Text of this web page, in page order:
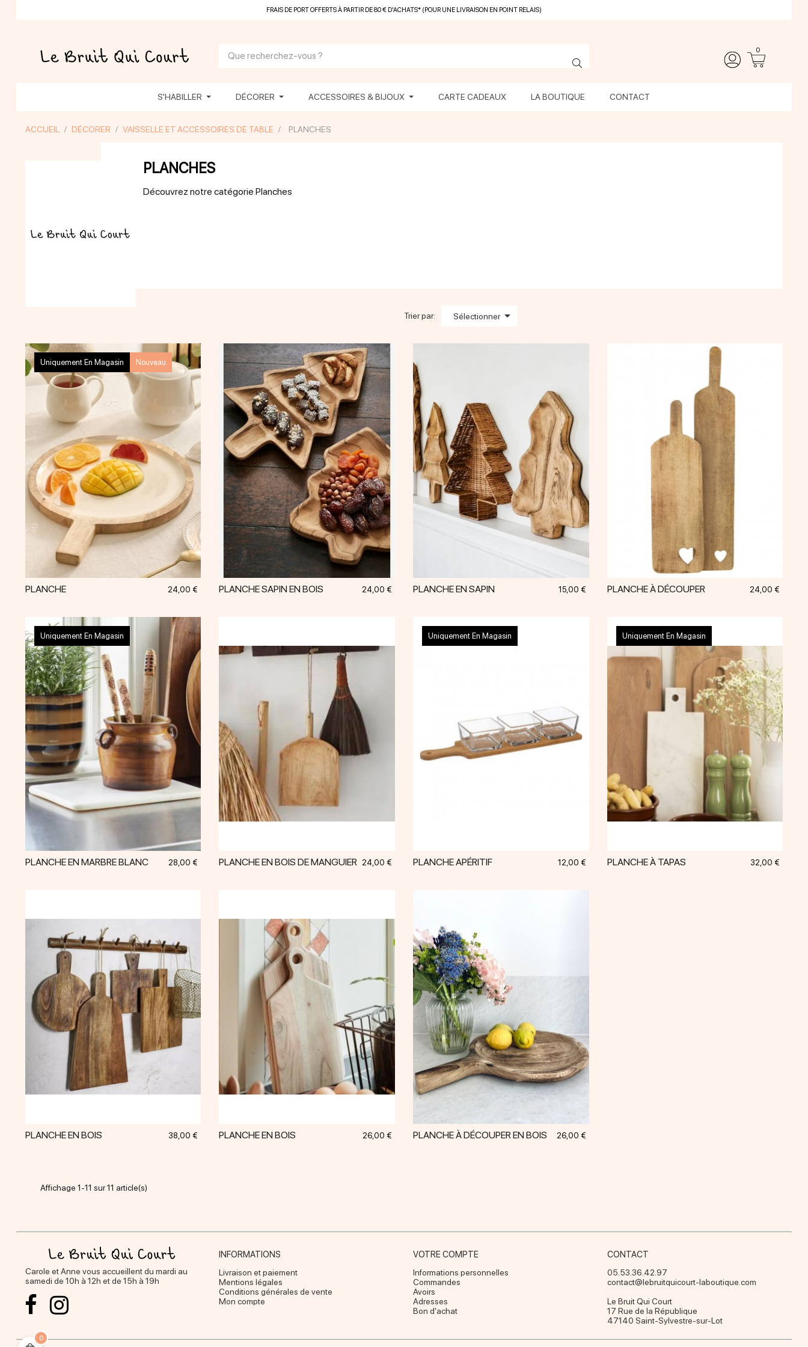
FRAIS DE PORT OFFERTS À PARTIR DE 80 € D'ACHATS* (POUR UNE LIVRAISON EN POINT RELAIS)
0
S'HABILLER DÉCORER ACCESSOIRES & BIJOUX CARTE CADEAUX LA BOUTIQUE CONTACT
ACCUEIL DÉCORER VAISSELLE ET ACCESSOIRES DE TABLE PLANCHES
PLANCHES
Découvrez notre catégorie Planches
Trier par: Sélectionner
Uniquement En Magasin Nouveau
PLANCHE Prix
24,00 € PLANCHE SAPIN EN BOIS Prix
24,00 € PLANCHE EN SAPIN Prix
15,00 € PLANCHE À DÉCOUPER Prix
24,00 €
Uniquement En Magasin
PLANCHE EN MARBRE BLANC Prix
28,00 € PLANCHE EN BOIS DE MANGUIER Prix
24,00 €
Uniquement En Magasin
PLANCHE APÉRITIF Prix
12,00 €
Uniquement En Magasin
PLANCHE À TAPAS Prix
32,00 €
PLANCHE EN BOIS Prix
38,00 € PLANCHE EN BOIS Prix
26,00 € PLANCHE À DÉCOUPER EN BOIS Prix
26,00 €
Affichage 1-11 sur 11 article(s)
Carole et Anne vous accueillent du mardi au
samedi de 10h à 12h et de 15h à 19h
INFORMATIONS
Livraison et paiement
Mentions légales
Conditions générales de vente
Mon compte
VOTRE COMPTE
Informations personnelles
Commandes
Avoirs
Adresses
Bon d'achat
CONTACT
05.53.36.42.97
contact@lebruitquicourt-laboutique.com
Le Bruit Qui Court
17 Rue de la République
47140 Saint-Sylvestre-sur-Lot
0